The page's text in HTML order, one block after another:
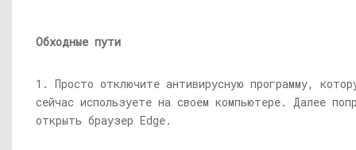
Обходные пути
1. Просто отключите антивирусную программу,
сейчас используете на своем компьютере. Далее
открыть браузер Edge.